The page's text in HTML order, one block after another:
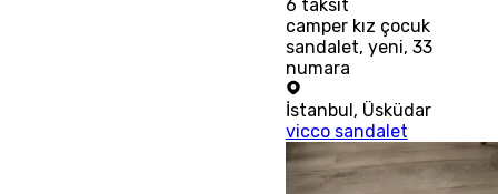
6 taksit
camper kız çocuk
sandalet, yeni, 33
numara
İstanbul, Üsküdar
vicco sandalet